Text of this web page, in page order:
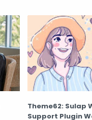
Theme62: Sulap
Support Plugin